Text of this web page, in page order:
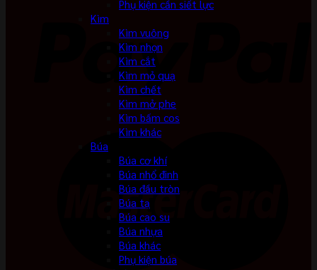
Phụ kiện cần siết lực
Kìm
Kìm vuông
Kìm nhọn
Kìm cắt
Kìm mỏ quạ
Kìm chết
Kìm mở phe
Kìm bấm cos
Kìm khác
Búa
Búa cơ khí
Búa nhổ đinh
Búa đầu tròn
Búa tạ
Búa cao su
Búa nhựa
Búa khác
Phụ kiện búa